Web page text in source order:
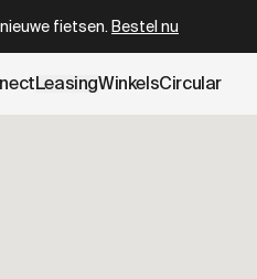
fietsen. Bestel nu
LeasingWinkelsCircular